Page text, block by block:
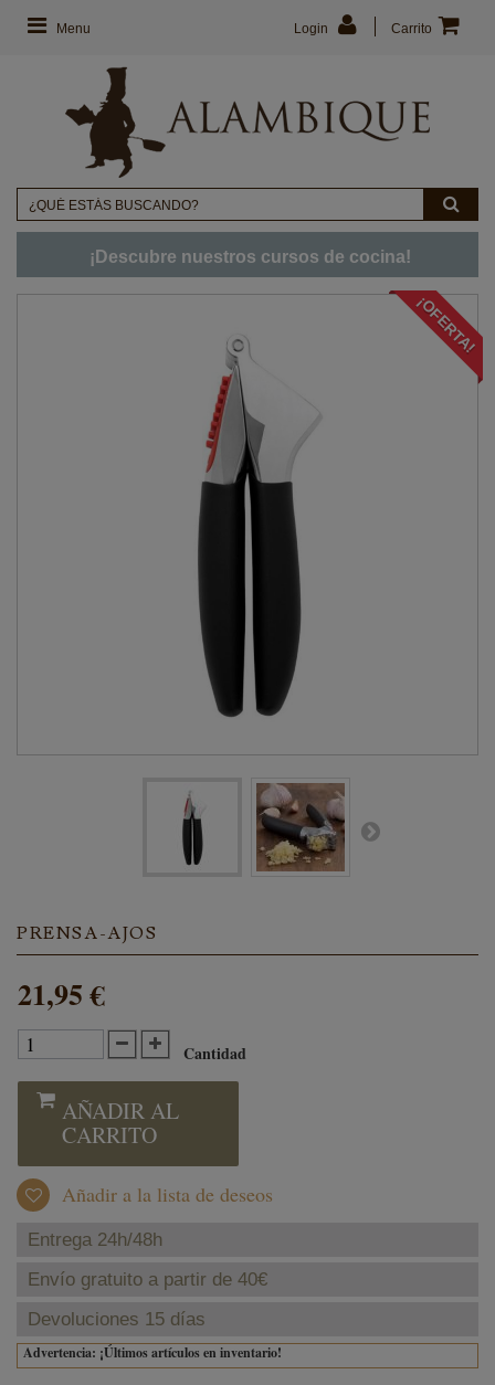
Menu Carrito
Login
¡Descubre nuestros cursos de cocina!
¡OFERTA!
PRENSA-AJOS
21,95 €
Cantidad
AÑADIR AL
CARRITO
Añadir a la lista de deseos
Entrega 24h/48h
Envío gratuito a partir de 40€
Devoluciones 15 días
Advertencia: ¡Últimos artículos en inventario!